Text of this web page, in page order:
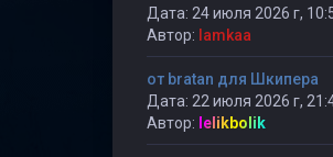
Дата: 24 июля 2026 г,
Автор: lamkaa
от bratan для Шкипера
Дата: 22 июля 2026 г,
Автор: lelikbolik